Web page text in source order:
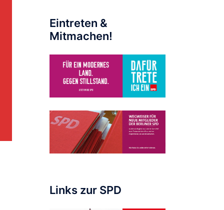
Eintreten &
Mitmachen!
Links zur SPD